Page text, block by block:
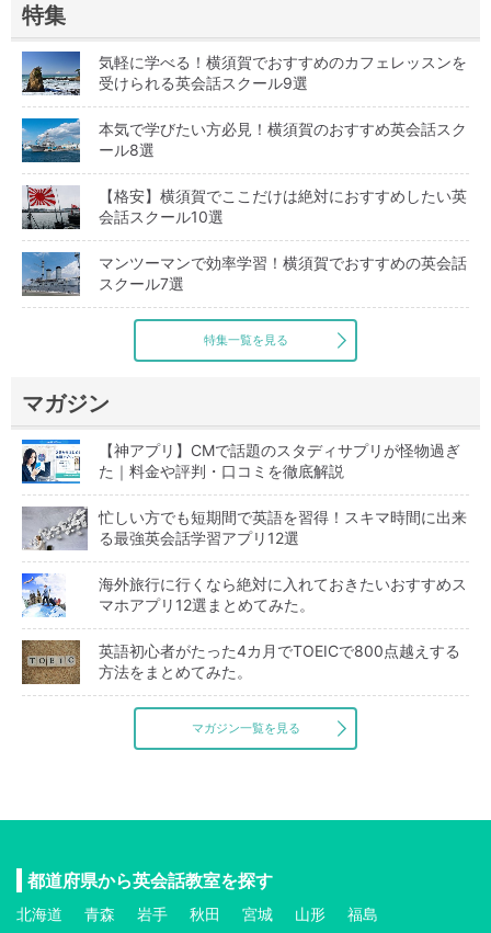
特集
気軽に学べる！横須賀でおすすめのカフェレッスンを
受けられる英会話スクール9選
本気で学びたい方必見！横須賀のおすすめ英会話スク
ール8選
【格安】横須賀でここだけは絶対におすすめしたい英
会話スクール10選
マンツーマンで効率学習！横須賀でおすすめの英会話
スクール7選
特集一覧を見る
マガジン
【神アプリ】CMで話題のスタディサプリが怪物過ぎ
た｜料金や評判・口コミを徹底解説
忙しい方でも短期間で英語を習得！スキマ時間に出来
る最強英会話学習アプリ12選
海外旅行に行くなら絶対に入れておきたいおすすめス
マホアプリ12選まとめてみた。
英語初心者がたった4カ月でTOEICで800点越えする
方法をまとめてみた。
マガジン一覧を見る
都道府県から英会話教室を探す
北海道 青森 岩手 秋田 宮城 山形 福島